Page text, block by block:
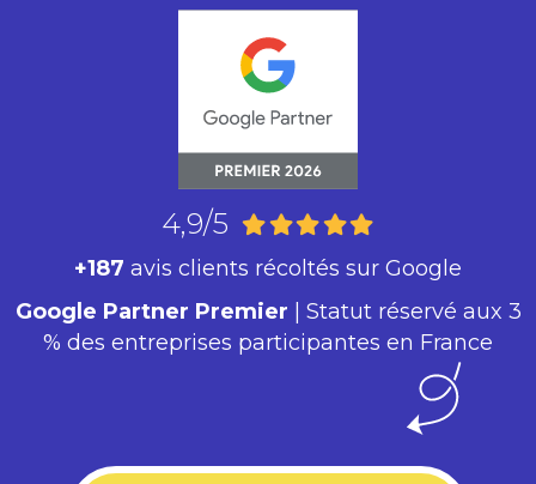
4,9/5
+187 avis clients récoltés sur Google
Google Partner Premier | Statut réservé aux 3
% des entreprises participantes en France